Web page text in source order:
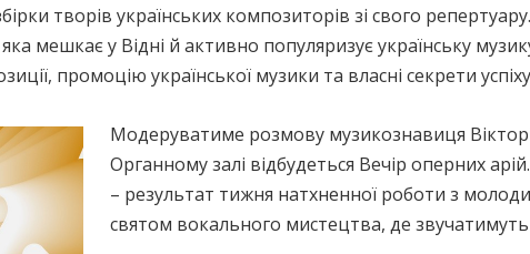
творів українських композиторів зі свого
мешкає у Відні й активно популяризує українську
промоцію української музики та власні секрети
Модеруватиме розмову музикознавиця
Органному залі відбудеться Вечір оперних
– результат тижня натхненної роботи з
святом вокального мистецтва, де звучатимуть